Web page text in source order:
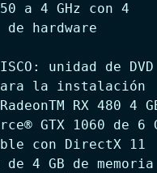
a 4 GHz con 4
de hardware
unidad de DVD
la instalación
RX 480 4
GTX 1060 de 6
con DirectX 11
4 GB de memoria